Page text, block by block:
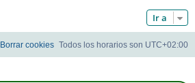
Ir a
Todos los horarios son UTC+02:00
Borrar cookies